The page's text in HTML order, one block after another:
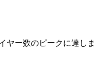
ヤー数のピークに達